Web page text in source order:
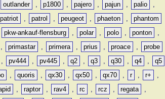
outlander , p1800 , pajero , pajun , palio
,
patriot , patrol , peugeot , phaeton ,
phantom
pkw-ankauf-flensburg , polar , polo , ponton
,
, primastar , primera , prius , proace ,
probe
, pv444 , pv445 , q2 , q3 , q30 , q4 ,
q5
, quoris , qx30 , qx50 , qx70 , r , r+
,
, raptor , rav4 , rc , rcz , regata
,